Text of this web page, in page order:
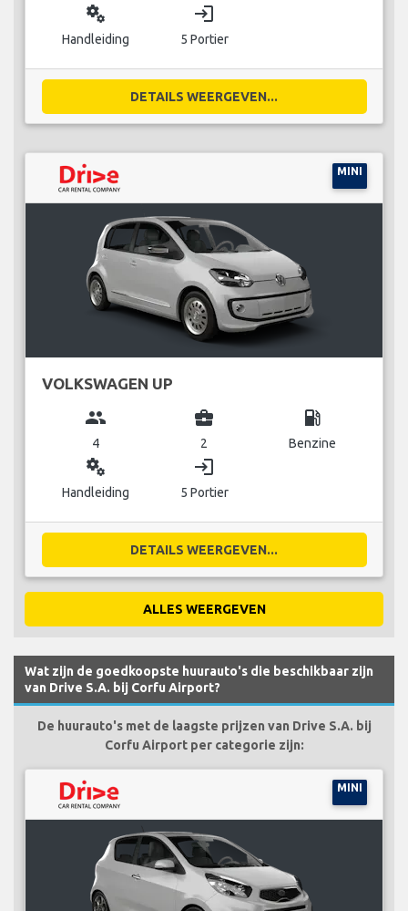
miscellaneous_services
Handleiding
login
5 Portier
DETAILS WEERGEVEN...
MINI
VOLKSWAGEN UP
group
4
business_center
2
local_gas_station
Benzine
miscellaneous_services
Handleiding
login
5 Portier
DETAILS WEERGEVEN...
ALLES WEERGEVEN
Wat zijn de goedkoopste huurauto's die beschikbaar zijn
van Drive S.A. bij Corfu Airport?
De huurauto's met de laagste prijzen van Drive S.A. bij
Corfu Airport per categorie zijn:
MINI